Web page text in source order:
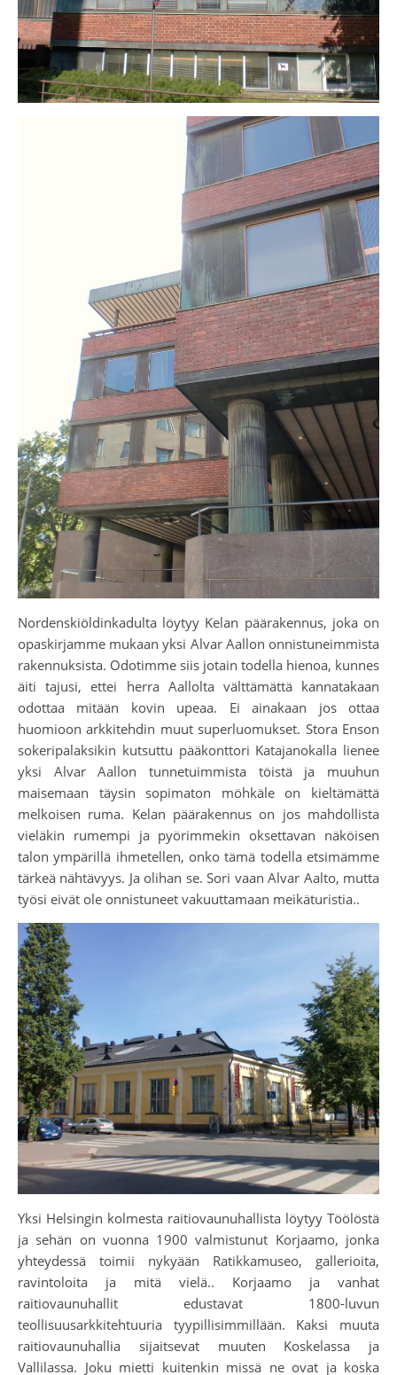
Nordenskiöldinkadulta löytyy Kelan päärakennus, joka on
opaskirjamme mukaan yksi Alvar Aallon onnistuneimmista
rakennuksista. Odotimme siis jotain todella hienoa, kunnes
äiti tajusi, ettei herra Aallolta välttämättä kannatakaan
odottaa mitään kovin upeaa. Ei ainakaan jos ottaa
huomioon arkkitehdin muut superluomukset. Stora Enson
sokeripalaksikin kutsuttu pääkonttori Katajanokalla lienee
yksi Alvar Aallon tunnetuimmista töistä ja muuhun
maisemaan täysin sopimaton möhkäle on kieltämättä
melkoisen ruma. Kelan päärakennus on jos mahdollista
vieläkin rumempi ja pyörimmekin oksettavan näköisen
talon ympärillä ihmetellen, onko tämä todella etsimämme
tärkeä nähtävyys. Ja olihan se. Sori vaan Alvar Aalto, mutta
työsi eivät ole onnistuneet vakuuttamaan meikäturistia..
Yksi Helsingin kolmesta raitiovaunuhallista löytyy Töölöstä
ja sehän on vuonna 1900 valmistunut Korjaamo, jonka
yhteydessä toimii nykyään Ratikkamuseo, gallerioita,
ravintoloita ja mitä vielä.. Korjaamo ja vanhat
raitiovaunuhallit edustavat 1800-luvun
teollisuusarkkitehtuuria tyypillisimmillään. Kaksi muuta
raitiovaunuhallia sijaitsevat muuten Koskelassa ja
Vallilassa. Joku mietti kuitenkin missä ne ovat ja koska